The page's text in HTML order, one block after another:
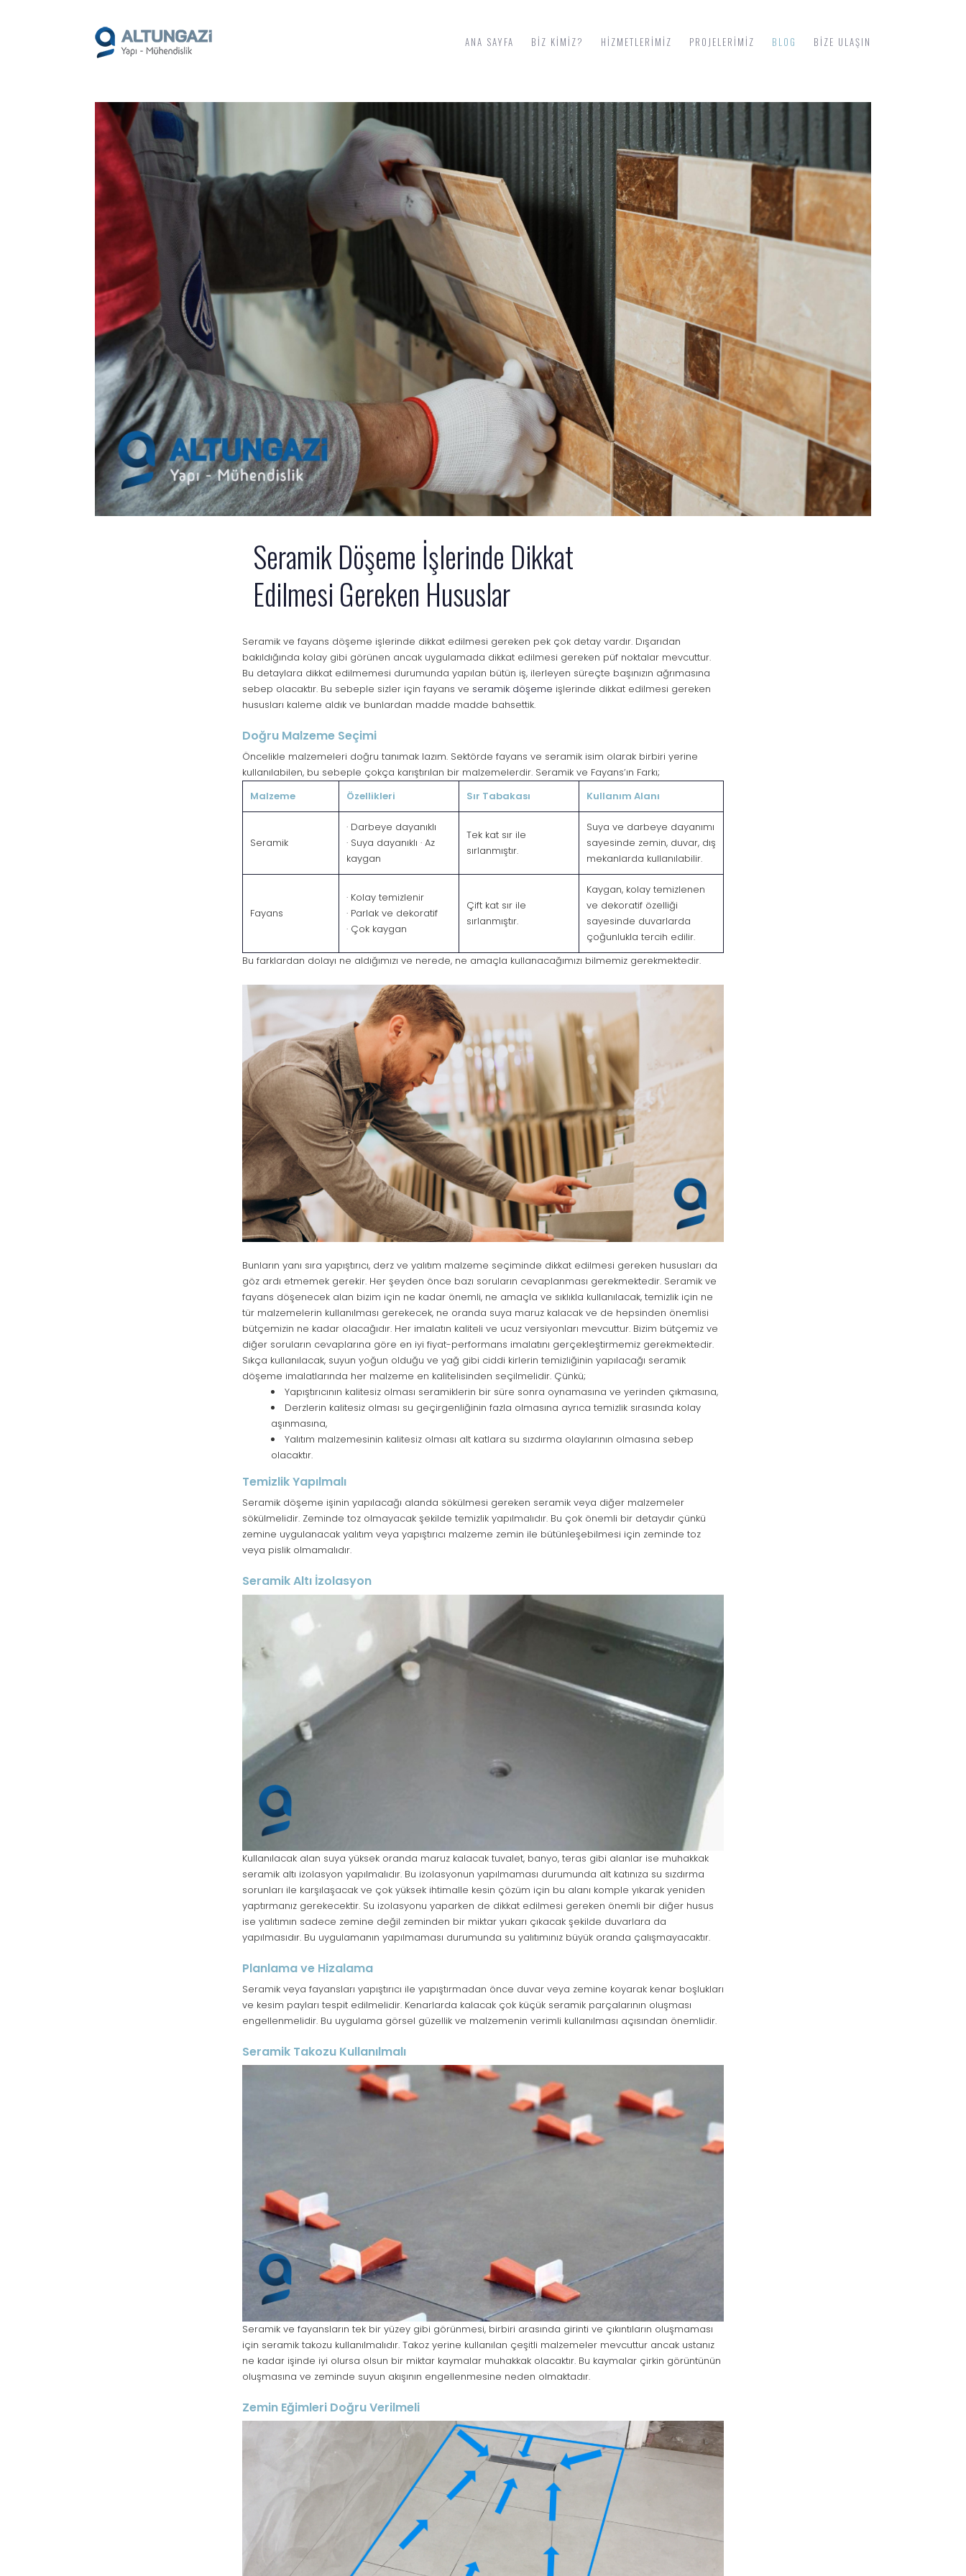
ANA SAYFA BIZ KIMIZ? HIZMETLERIMIZ PROJELERIMIZ BLOG BIZE ULAŞIN
Seramik Döşeme İşlerinde Dikkat
Edilmesi Gereken Hususlar
Seramik ve fayans döşeme işlerinde dikkat edilmesi gereken pek çok detay vardır. Dışarıdan
bakıldığında kolay gibi görünen ancak uygulamada dikkat edilmesi gereken püf noktalar mevcuttur.
Bu detaylara dikkat edilmemesi durumunda yapılan bütün iş, ilerleyen süreçte başınızın ağrımasına
sebep olacaktır. Bu sebeple sizler için fayans ve seramik döşeme işlerinde dikkat edilmesi gereken
hususları kaleme aldık ve bunlardan madde madde bahsettik.
Doğru Malzeme Seçimi
Öncelikle malzemeleri doğru tanımak lazım. Sektörde fayans ve seramik isim olarak birbiri yerine
kullanılabilen, bu sebeple çokça karıştırılan bir malzemelerdir. Seramik ve Fayans’ın Farkı;
Malzeme
Özellikleri Sır Tabakası Kullanım Alanı
Seramik
· Darbeye dayanıklı
· Suya dayanıklı · Az
kaygan
Tek kat sır ile
sırlanmıştır.
Suya ve darbeye dayanımı
sayesinde zemin, duvar, dış
mekanlarda kullanılabilir.
Fayans
· Kolay temizlenir
· Parlak ve dekoratif
· Çok kaygan
Çift kat sır ile
sırlanmıştır.
Kaygan, kolay temizlenen
ve dekoratif özelliği
sayesinde duvarlarda
çoğunlukla tercih edilir.
Bu farklardan dolayı ne aldığımızı ve nerede, ne amaçla kullanacağımızı bilmemiz gerekmektedir.
Bunların yanı sıra yapıştırıcı, derz ve yalıtım malzeme seçiminde dikkat edilmesi gereken hususları da
göz ardı etmemek gerekir. Her şeyden önce bazı soruların cevaplanması gerekmektedir. Seramik ve
fayans döşenecek alan bizim için ne kadar önemli, ne amaçla ve sıklıkla kullanılacak, temizlik için ne
tür malzemelerin kullanılması gerekecek, ne oranda suya maruz kalacak ve de hepsinden önemlisi
bütçemizin ne kadar olacağıdır. Her imalatın kaliteli ve ucuz versiyonları mevcuttur. Bizim bütçemiz ve
diğer soruların cevaplarına göre en iyi fiyat-performans imalatını gerçekleştirmemiz gerekmektedir.
Sıkça kullanılacak, suyun yoğun olduğu ve yağ gibi ciddi kirlerin temizliğinin yapılacağı seramik
döşeme imalatlarında her malzeme en kalitelisinden seçilmelidir. Çünkü;
Yapıştırıcının kalitesiz olması seramiklerin bir süre sonra oynamasına ve yerinden çıkmasına,
Derzlerin kalitesiz olması su geçirgenliğinin fazla olmasına ayrıca temizlik sırasında kolay
aşınmasına,
Yalıtım malzemesinin kalitesiz olması alt katlara su sızdırma olaylarının olmasına sebep
olacaktır.
Temizlik Yapılmalı
Seramik döşeme işinin yapılacağı alanda sökülmesi gereken seramik veya diğer malzemeler
sökülmelidir. Zeminde toz olmayacak şekilde temizlik yapılmalıdır. Bu çok önemli bir detaydır çünkü
zemine uygulanacak yalıtım veya yapıştırıcı malzeme zemin ile bütünleşebilmesi için zeminde toz
veya pislik olmamalıdır.
Seramik Altı İzolasyon
Kullanılacak alan suya yüksek oranda maruz kalacak tuvalet, banyo, teras gibi alanlar ise muhakkak
seramik altı izolasyon yapılmalıdır. Bu izolasyonun yapılmaması durumunda alt katınıza su sızdırma
sorunları ile karşılaşacak ve çok yüksek ihtimalle kesin çözüm için bu alanı komple yıkarak yeniden
yaptırmanız gerekecektir. Su izolasyonu yaparken de dikkat edilmesi gereken önemli bir diğer husus
ise yalıtımın sadece zemine değil zeminden bir miktar yukarı çıkacak şekilde duvarlara da
yapılmasıdır. Bu uygulamanın yapılmaması durumunda su yalıtımınız büyük oranda çalışmayacaktır.
Planlama ve Hizalama
Seramik veya fayansları yapıştırıcı ile yapıştırmadan önce duvar veya zemine koyarak kenar boşlukları
ve kesim payları tespit edilmelidir. Kenarlarda kalacak çok küçük seramik parçalarının oluşması
engellenmelidir. Bu uygulama görsel güzellik ve malzemenin verimli kullanılması açısından önemlidir.
Seramik Takozu Kullanılmalı
Seramik ve fayansların tek bir yüzey gibi görünmesi, birbiri arasında girinti ve çıkıntıların oluşmaması
için seramik takozu kullanılmalıdır. Takoz yerine kullanılan çeşitli malzemeler mevcuttur ancak ustanız
ne kadar işinde iyi olursa olsun bir miktar kaymalar muhakkak olacaktır. Bu kaymalar çirkin görüntünün
oluşmasına ve zeminde suyun akışının engellenmesine neden olmaktadır.
Zemin Eğimleri Doğru Verilmeli